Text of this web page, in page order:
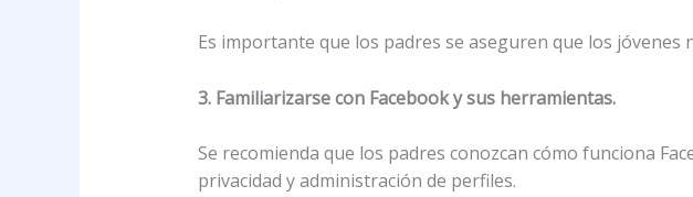
Es importante que los padres se aseguren que los
3. Familiarizarse con Facebook y sus herramientas.
Se recomienda que los padres conozcan cómo funciona
privacidad y administración de perfiles.